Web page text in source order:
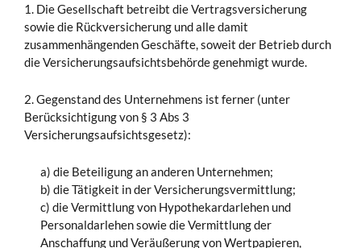
1. Die Gesellschaft betreibt die Vertragsversicherung
sowie die Rückversicherung und alle damit
zusammenhängenden Geschäfte, soweit der Betrieb durch
die Versicherungsaufsichtsbehörde genehmigt wurde.
2. Gegenstand des Unternehmens ist ferner (unter
Berücksichtigung von § 3 Abs 3
Versicherungsaufsichtsgesetz):
a) die Beteiligung an anderen Unternehmen;
b) die Tätigkeit in der Versicherungsvermittlung;
c) die Vermittlung von Hypothekardarlehen und
Personaldarlehen sowie die Vermittlung der
Anschaffung und Veräußerung von Wertpapieren,